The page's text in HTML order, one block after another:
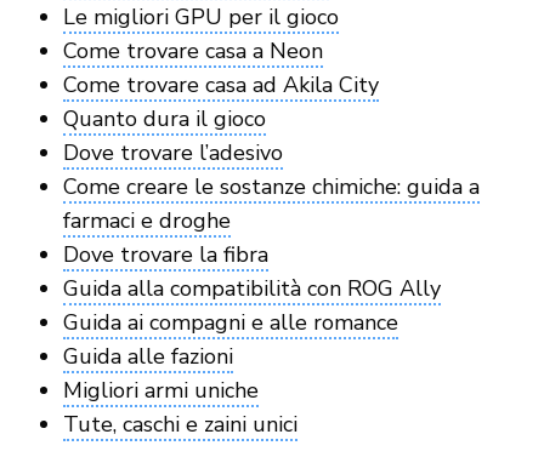
Le migliori GPU per il gioco
Come trovare casa a Neon
Come trovare casa ad Akila City
Quanto dura il gioco
Dove trovare l’adesivo
Come creare le sostanze chimiche: guida a
farmaci e droghe
Dove trovare la fibra
Guida alla compatibilità con ROG Ally
Guida ai compagni e alle romance
Guida alle fazioni
Migliori armi uniche
Tute, caschi e zaini unici